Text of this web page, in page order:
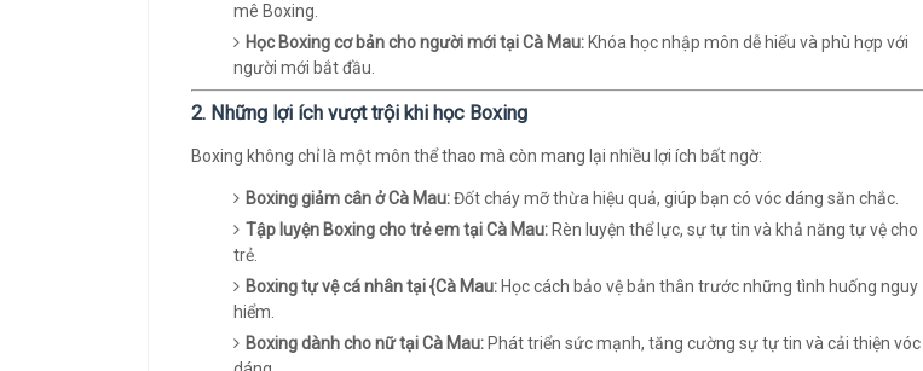
mê Boxing.
Học Boxing cơ bản cho người mới tại Cà Mau: Khóa học nhập môn dễ hiểu và phù hợp với
người mới bắt đầu.
2. Những lợi ích vượt trội khi học Boxing
Boxing không chỉ là một môn thể thao mà còn mang lại nhiều lợi ích bất ngờ:
Boxing giảm cân ở Cà Mau:Đốt cháy mỡ thừa hiệu quả, giúp bạn có vóc dáng săn chắc.
Tập luyện Boxing cho trẻ em tại Cà Mau: Rèn luyện thể lực, sự tự tin và khả năng tự vệ cho
trẻ.
Boxing tự vệ cá nhân tại {Cà Mau: Học cách bảo vệ bản thân trước những tình huống nguy
hiểm.
Boxing dành cho nữ tại Cà Mau: Phát triển sức mạnh, tăng cường sự tự tin và cải thiện vóc